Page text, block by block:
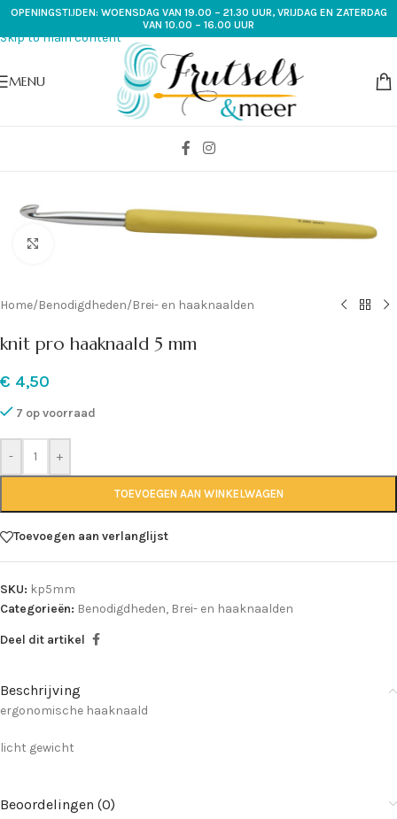
Skip to navigation
Skip to main content
OPENINGSTIJDEN: WOENSDAG VAN 19.00 – 21.30 UUR, VRIJDAG EN ZATERDAG
VAN 10.00 – 16.00 UUR
MENU
Home/Benodigdheden/Brei- en haaknaalden
knit pro haaknaald 5 mm
€ 4,50
7 op voorraad
- +
TOEVOEGEN AAN WINKELWAGEN
Toevoegen aan verlanglijst
SKU: kp5mm
Categorieën: Benodigdheden, Brei- en haaknaalden
Deel dit artikel
Beschrijving
ergonomische haaknaald
licht gewicht
Beoordelingen (0)